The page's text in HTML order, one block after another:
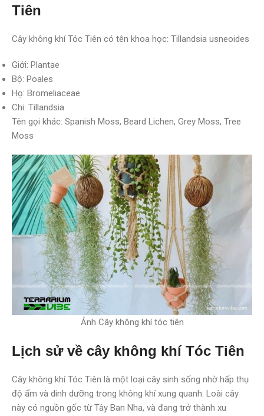
Tiên
Cây không khí Tóc Tiên có tên khoa học: Tillandsia usneoides
Giới: Plantae
Bộ: Poales
Họ: Bromeliaceae
Chi: Tillandsia
Tên gọi khác: Spanish Moss, Beard Lichen, Grey Moss, Tree
Moss
Ảnh Cây không khí tóc tiên
Lịch sử về cây không khí Tóc Tiên
Cây không khí Tóc Tiên là một loại cây sinh sống nhờ hấp thụ
độ ẩm và dinh dưỡng trong không khí xung quanh. Loài cây
này có nguồn gốc từ Tây Ban Nha, và đang trở thành xu